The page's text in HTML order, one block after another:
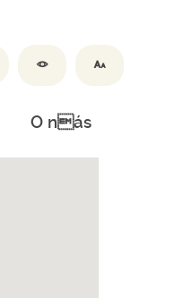
O nás